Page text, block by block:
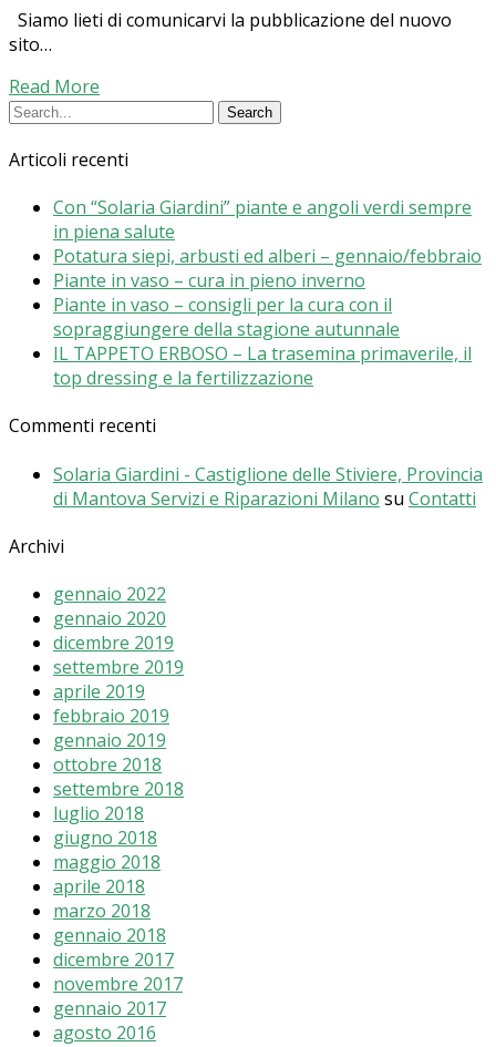
Siamo lieti di comunicarvi la pubblicazione del nuovo
sito…
Read More
Articoli recenti
Con “Solaria Giardini” piante e angoli verdi sempre
in piena salute
Potatura siepi, arbusti ed alberi – gennaio/febbraio
Piante in vaso – cura in pieno inverno
Piante in vaso – consigli per la cura con il
sopraggiungere della stagione autunnale
IL TAPPETO ERBOSO – La trasemina primaverile, il
top dressing e la fertilizzazione
Commenti recenti
Solaria Giardini - Castiglione delle Stiviere, Provincia
di Mantova Servizi e Riparazioni Milano su Contatti
Archivi
gennaio 2022
gennaio 2020
dicembre 2019
settembre 2019
aprile 2019
febbraio 2019
gennaio 2019
ottobre 2018
settembre 2018
luglio 2018
giugno 2018
maggio 2018
aprile 2018
marzo 2018
gennaio 2018
dicembre 2017
novembre 2017
gennaio 2017
agosto 2016